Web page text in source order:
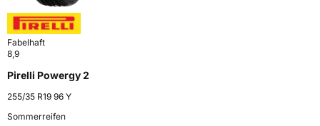
Fabelhaft
8,9
Pirelli Powergy 2
255/35 R19 96 Y
Sommerreifen